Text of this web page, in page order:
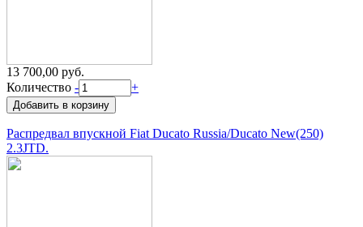
13 700,00 руб.
Количество - +
Распредвал впускной Fiat Ducato Russia/Ducato New(250)
2.3JTD.